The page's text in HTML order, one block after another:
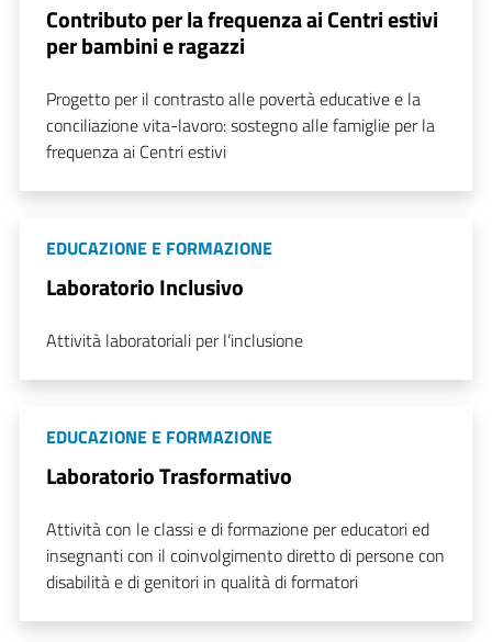
Contributo per la frequenza ai Centri estivi
per bambini e ragazzi
Progetto per il contrasto alle povertà educative e la
conciliazione vita-lavoro: sostegno alle famiglie per la
frequenza ai Centri estivi
EDUCAZIONE E FORMAZIONE
Laboratorio Inclusivo
Attività laboratoriali per l’inclusione
EDUCAZIONE E FORMAZIONE
Laboratorio Trasformativo
Attività con le classi e di formazione per educatori ed
insegnanti con il coinvolgimento diretto di persone con
disabilità e di genitori in qualità di formatori